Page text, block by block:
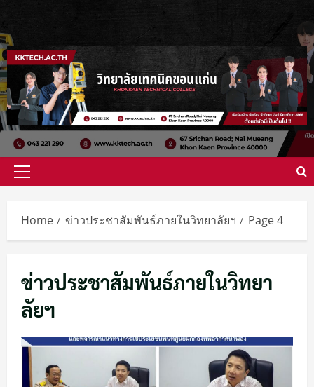
content
Primary
Home ข่าวประชาสัมพันธ์ภายในวิทยาลัยฯ Page 4
ข่าวประชาสัมพันธ์ภายในวิทยา
ลัยฯ